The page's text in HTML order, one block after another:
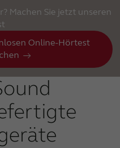
Machen Sie jetzt unseren
Online-Hörtest